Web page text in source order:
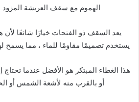
الهموم مع سقف العريشة المزود
يعد السقف ذو الفتحات خيارًا شائعًا
يستخدم تصميمًا مقاومًا للماء ، مما يسمح
هذا الغطاء المبتكر هو الأفضل عندما
أو بالقرب منه لأشعة الشمس أو